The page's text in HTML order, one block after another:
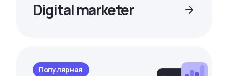
Digital marketer
Популярная